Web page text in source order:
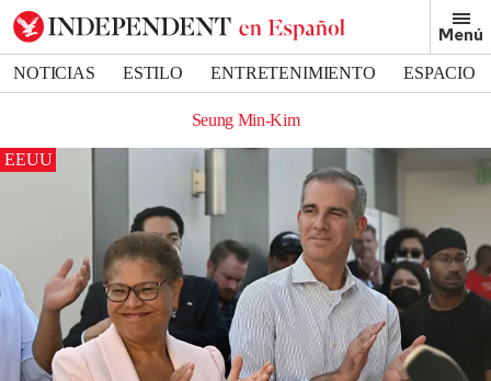
Menú
NOTICIAS ESTILO ENTRETENIMIENTO
ESPACIO
Seung Min-Kim
EEUU